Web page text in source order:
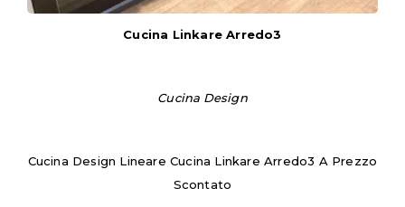
Cucina Linkare Arredo3
Cucina Design
Cucina Design Lineare Cucina Linkare Arredo3 A Prezzo
Scontato